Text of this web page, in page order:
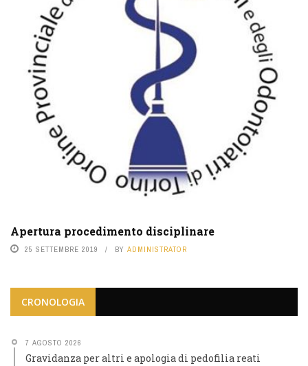
Apertura procedimento disciplinare
25 SETTEMBRE 2019 BY ADMINISTRATOR
CRONOLOGIA
7 AGOSTO 2026
Gravidanza per altri e apologia di pedofilia reati